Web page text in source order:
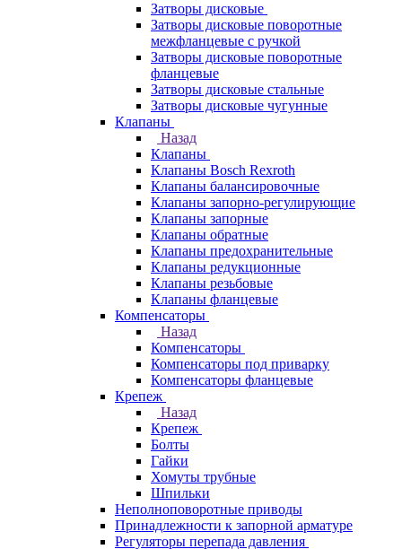
Затворы дисковые
Затворы дисковые поворотные
межфланцевые с ручкой
Затворы дисковые поворотные
фланцевые
Затворы дисковые стальные
Затворы дисковые чугунные
Клапаны
Назад
Клапаны
Клапаны Bosch Rexroth
Клапаны балансировочные
Клапаны запорно-регулирующие
Клапаны запорные
Клапаны обратные
Клапаны предохранительные
Клапаны редукционные
Клапаны резьбовые
Клапаны фланцевые
Компенсаторы
Назад
Компенсаторы
Компенсаторы под приварку
Компенсаторы фланцевые
Крепеж
Назад
Крепеж
Болты
Гайки
Хомуты трубные
Шпильки
Неполноповоротные приводы
Принадлежности к запорной арматуре
Регуляторы перепада давления